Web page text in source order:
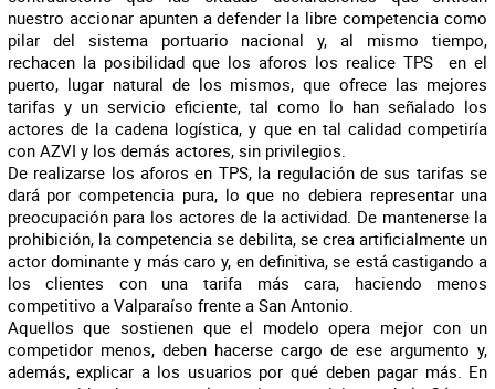
nuestro accionar apunten a defender la libre competencia como
pilar del sistema portuario nacional y, al mismo tiempo,
rechacen la posibilidad que los aforos los realice TPS en el
puerto, lugar natural de los mismos, que ofrece las mejores
tarifas y un servicio eficiente, tal como lo han señalado los
actores de la cadena logística, y que en tal calidad competiría
con AZVI y los demás actores, sin privilegios.
De realizarse los aforos en TPS, la regulación de sus tarifas se
dará por competencia pura, lo que no debiera representar una
preocupación para los actores de la actividad. De mantenerse la
prohibición, la competencia se debilita, se crea artificialmente un
actor dominante y más caro y, en definitiva, se está castigando a
los clientes con una tarifa más cara, haciendo menos
competitivo a Valparaíso frente a San Antonio.
Aquellos que sostienen que el modelo opera mejor con un
competidor menos, deben hacerse cargo de ese argumento y,
además, explicar a los usuarios por qué deben pagar más. En